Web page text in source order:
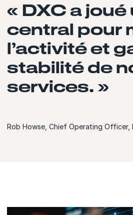
« DXC a joué
central pour
l’activité et
stabilité de
services. »
Rob Howse, Chief Operating Officer,